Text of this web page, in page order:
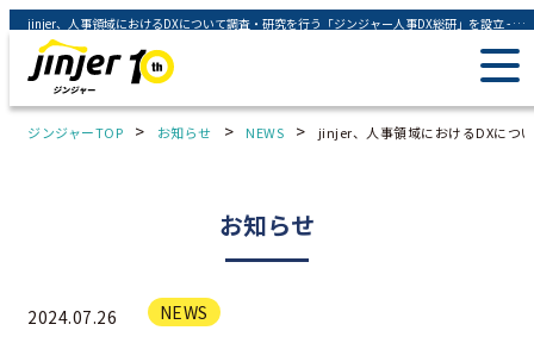
jinjer、人事領域におけるDXについて調査・研究を行う「ジンジャー人事DX総研」を設立 - ジンジャー（jinjer）｜統合型人事システム
ジンジャーTOP > お知らせ > NEWS > jinjer、人事領域におけるDXにつ
お知らせ
2024.07.26 NEWS